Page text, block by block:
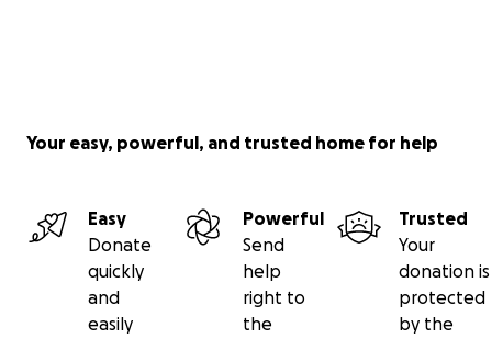
Your easy, powerful, and trusted home for help
Easy
Donate
quickly
and
easily
Powerful
Send
help
right to
the
Trusted
Your
donation is
protected
by the